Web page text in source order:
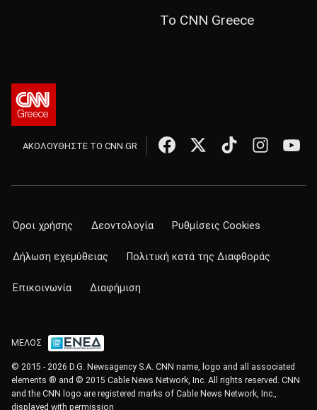
Το CNN Greece
ΑΚΟΛΟΥΘΗΣΤΕ ΤΟ CNN.GR
Όροι χρήσης Δεοντολογία Ρυθμίσεις Cookies
Δήλωση εχεμύθειας Πολιτική κατά της Διαφθοράς
Επικοινωνία Διαφήμιση
ΜΕΛΟΣ
© 2015 - 2026 D.G. Newsagency S.A. CNN name, logo and all associated
elements ® and © 2015 Cable News Network, Inc. All rights reserved. CNN
and the CNN logo are registered marks of Cable News Network, Inc.,
displayed with permission